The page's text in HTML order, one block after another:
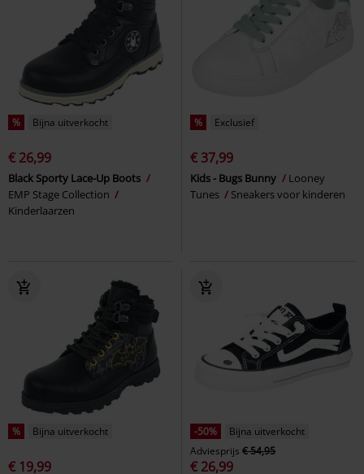
% Bijna uitverkocht
€ 26,99
Black Sporty Lace-Up Boots
EMP Stage Collection
Kinderlaarzen
% Exclusief
€ 37,99
Kids - Bugs Bunny
Looney
Tunes
Sneakers voor kinderen
% Bijna uitverkocht
€ 19,99
-50%
Bijna uitverkocht
Adviesprijs € 54,95
€ 26,99